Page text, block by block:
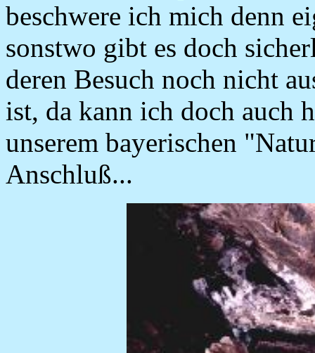
beschwere ich mich denn
sonstwo gibt es doch
deren Besuch noch nicht
ist, da kann ich doch auch
unserem bayerischen
Anschluß...